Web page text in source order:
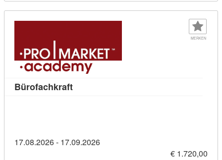
MERKEN
BürofachkraftKursdetail: Bürofachkraft (11436287)
17.08.2026 - 17.09.2026
€ 1.720,00